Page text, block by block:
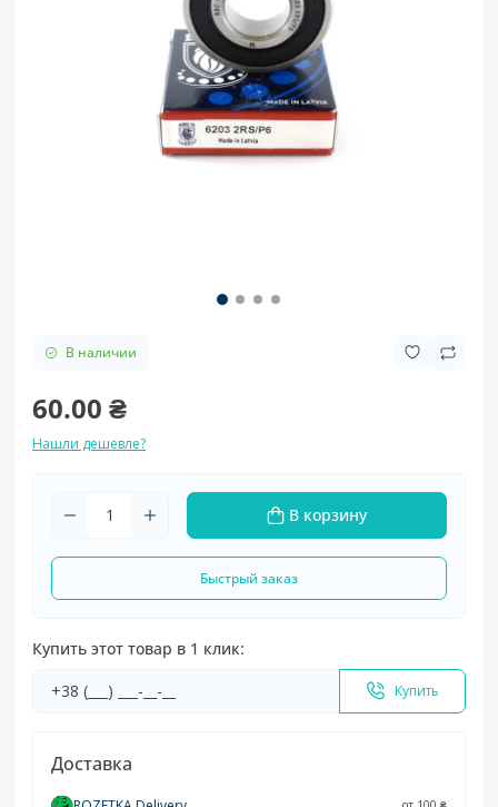
В наличии
60.00 ₴
Нашли дешевле?
В корзину
Быстрый заказ
Купить этот товар в 1 клик:
Купить
Доставка